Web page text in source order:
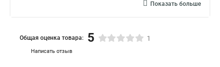
Показать больше
Написать отзыв
Общая оценка товара: 5 1